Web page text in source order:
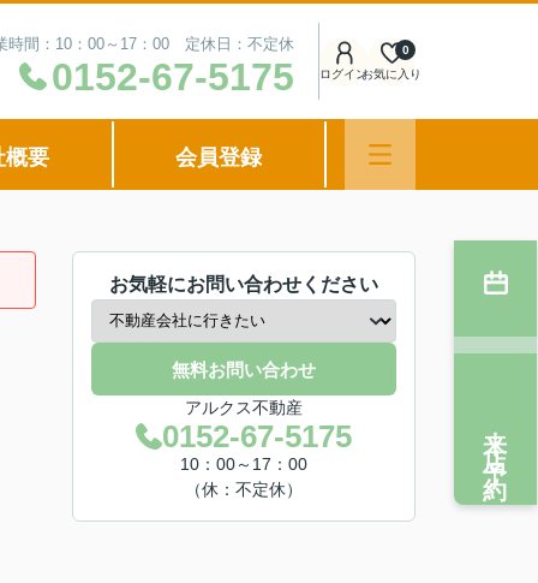
時間：10：00～17：00 定休日：不定休
0152-67-5175 ログインお気に入り
0
概要 会員登録
お気軽にお問い合わせください
無料お問い合わせ
アルクス不動産
0152-67-5175
10：00～17：00
（休：不定休）
来店予約